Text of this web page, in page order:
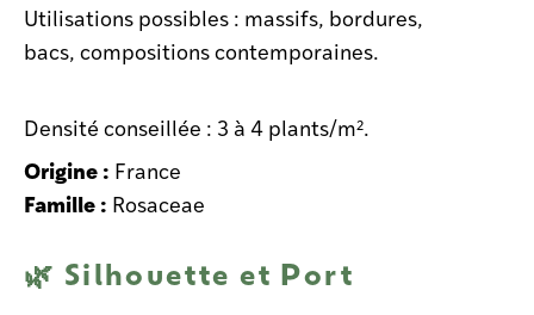
Utilisations possibles : massifs, bordures,
bacs, compositions contemporaines.
Densité conseillée : 3 à 4 plants/m².
Origine : France
Famille : Rosaceae
🌿 Silhouette et Port